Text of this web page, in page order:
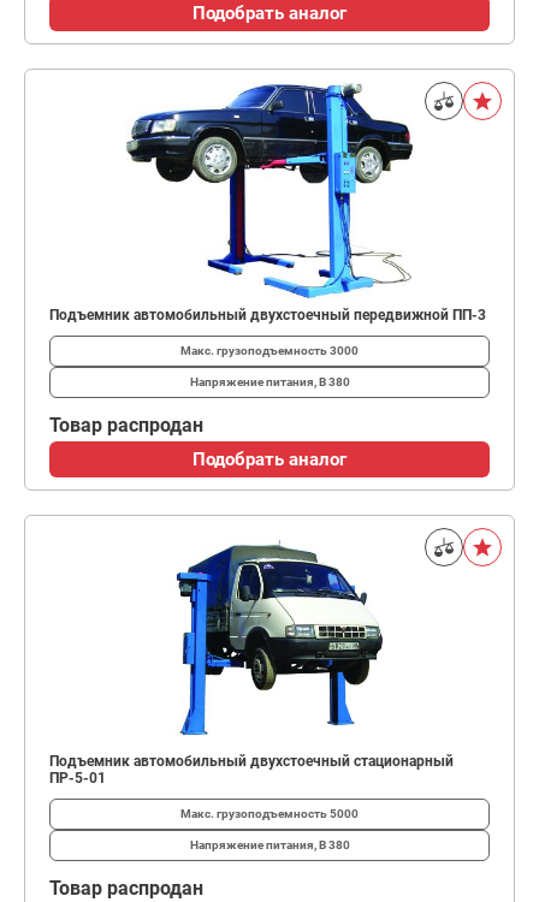
Подобрать аналог
Подъемник автомобильный двухстоечный передвижной ПП-3
Макс. грузоподъемность3000
Напряжение питания, В380
Товар распродан
Подобрать аналог
Подъемник автомобильный двухстоечный стационарный
ПР-5-01
Макс. грузоподъемность5000
Напряжение питания, В380
Товар распродан